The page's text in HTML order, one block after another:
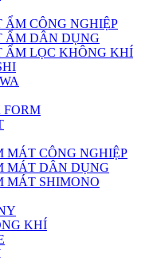
ẨM CÔNG NGHIỆP
ẨM DÂN DỤNG
ẨM LỌC KHÔNG KHÍ
FORM
MÁT CÔNG NGHIỆP
MÁT DÂN DỤNG
MÁT SHIMONO
KHÍ